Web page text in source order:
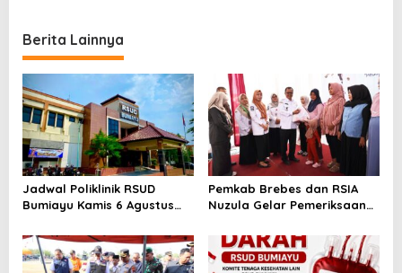
Tegal!
Berita Lainnya
Jadwal Poliklinik RSUD
Bumiayu Kamis 6 Agustus
Dokter Sebelum Berkunjung
Pemkab Brebes dan RSIA
Nuzula Gelar Pemeriksaan
Perkuat Kesehatan Ibu dan
Bayi